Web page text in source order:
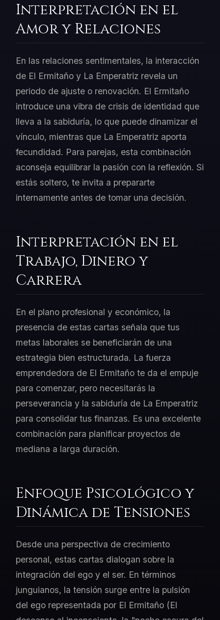
Interpretación en el
Amor y Relaciones
En las relaciones sentimentales, la interacción
de El Ermitaño y La Emperatriz revela un
periodo de ajuste o renovación. El Ermitaño
introduce una vibra de crisis de identidad que
lleva a la sabiduría, lo que puede dinamizar el
vínculo, mientras que La Emperatriz aporta
fecundidad. Para parejas, esta combinación
aconseja equilibrar la pasión con la reflexión. Si
estás soltero, te invita a prepararte
internamente antes de tomar una decisión.
Interpretación en el
Trabajo, Dinero y
Carrera
En el plano profesional y económico, la
presencia de estas cartas señala que tus
metas laborales se beneficiarán de una
estrategia bien estructurada. La fuerza
emprendedora de El Ermitaño te da el empuje
para comenzar, pero necesitarás la
perseverancia y la sabiduría de La Emperatriz
para consolidar tus finanzas. Es una excelente
combinación para planificar proyectos de
mediana a larga duración.
Enfoque Psicológico y
Dinámica de Tensiones
Desde una perspectiva de crecimiento
personal, estas cartas dialogan sobre la
integración del ego y el ser. En términos
junguianos, la tensión surge entre la pulsión
del ego representada por El Ermitaño (El